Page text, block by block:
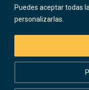
Puedes aceptar todas
personalizarlas.